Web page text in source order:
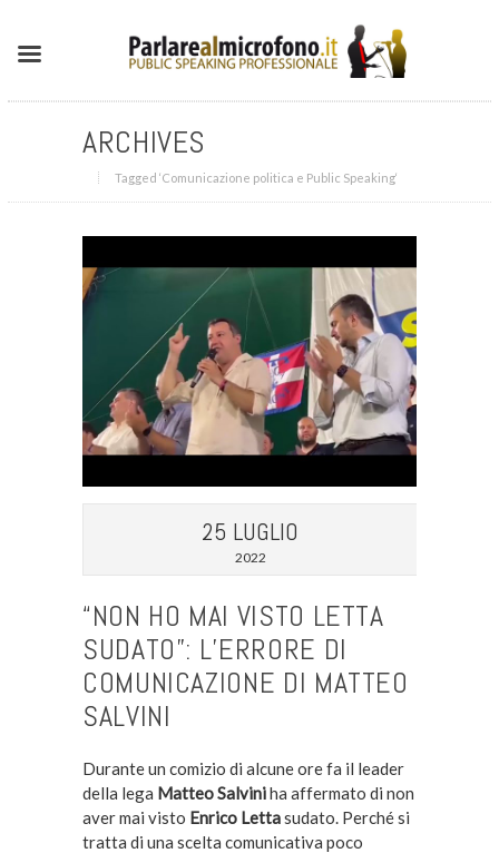
ARCHIVES
Tagged ‘Comunicazione politica e Public Speaking‘
25 LUGLIO
2022
“NON HO MAI VISTO LETTA
SUDATO”: L’ERRORE DI
COMUNICAZIONE DI MATTEO
SALVINI
Durante un comizio di alcune ore fa il leader
della lega Matteo Salviniha affermato di non
aver mai visto Enrico Lettasudato. Perché si
tratta di una scelta comunicativa poco